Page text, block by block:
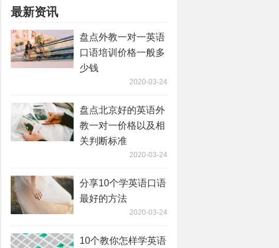
最新资讯
盘点外教一对一英语
口语培训价格一般多
少钱
2020-03-24
盘点北京好的英语外
教一对一价格以及相
关判断标准
2020-03-24
分享10个学英语口语
最好的方法
2020-03-24
10个教你怎样学英语